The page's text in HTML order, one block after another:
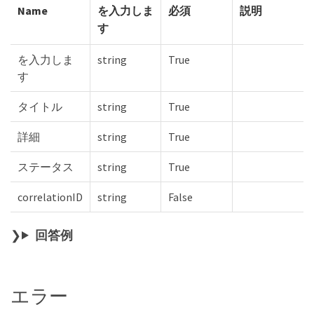
Name
を入力しま
す
必須 説明
を入力しま
す
string True
タイトル string True
詳細 string True
ステータス string True
correlationID string False
回答例
エラー